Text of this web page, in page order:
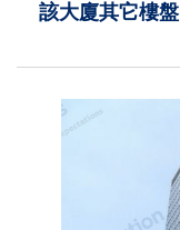
該大廈其它樓盤